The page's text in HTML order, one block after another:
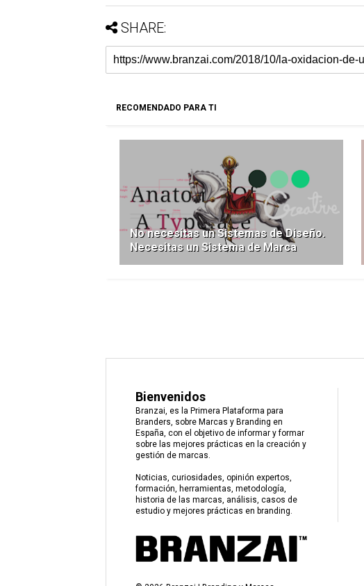
SHARE:
RECOMENDADO PARA TI
No necesitas un Sistemas de Diseño.
Necesitas un Sistema de Marca
Bienvenidos
Branzai, es la Primera Plataforma para
Branders, sobre Marcas y Branding en
España, con el objetivo de informar y formar
sobre las mejores prácticas en la creación y
gestión de marcas.
Noticias, curiosidades, opinión expertos,
formación, herramientas, metodología,
historia de las marcas, análisis, casos de
estudio y mejores prácticas en branding.